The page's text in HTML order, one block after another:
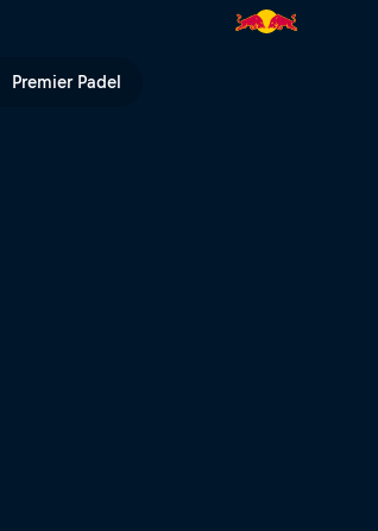
Premier Padel